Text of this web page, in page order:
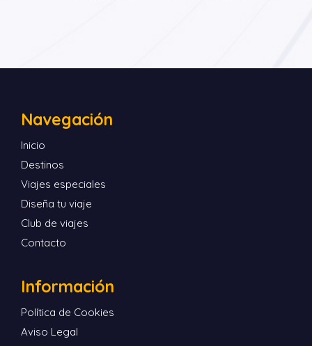
Navegación
Inicio
Destinos
Viajes especiales
Diseña tu viaje
Club de viajes
Contacto
Información
Política de Cookies
Aviso Legal